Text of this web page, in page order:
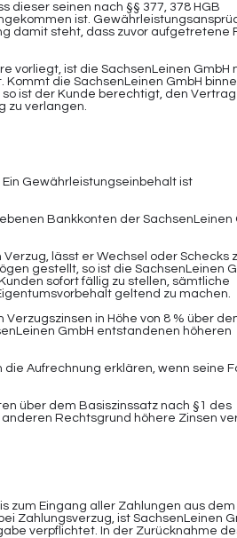
dieser seinen nach §§ 377, 378 HGB
ist.
damit steht, dass zuvor aufgetretene
vorliegt, ist die SachsenLeinen GmbH
die SachsenLeinen GmbH
ist der Kunde berechtigt, den Vertrag
zu verlangen.
Gewährleistungseinbehalt ist
Bankkonten der SachsenLeinen
lässt er Wechsel oder Schecks
gestellt, so ist die SachsenLeinen
sofort fällig zu stellen, sämtliche
geltend zu machen.
in Höhe von 8 % über
GmbH entstandenen höheren
Aufrechnung erklären, wenn seine
über dem Basiszinssatz nach §1 des
Rechtsgrund höhere Zinsen
zum Eingang aller Zahlungen aus dem
Zahlungsverzug, ist SachsenLeinen
verpflichtet. In der Zurücknahme